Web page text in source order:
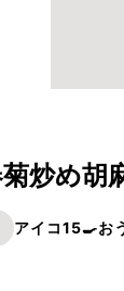
炒め胡
アイコ15🍳お